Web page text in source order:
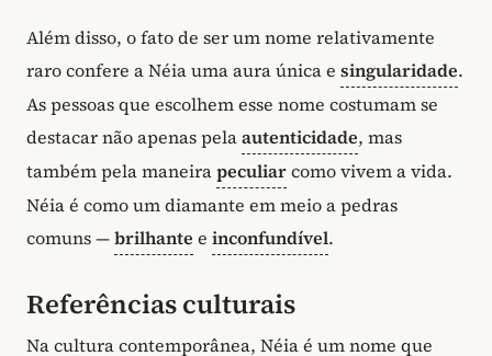
Além disso, o fato de ser um nome relativamente
raro confere a Néia uma aura única e singularidade.
As pessoas que escolhem esse nome costumam se
destacar não apenas pelaautenticidade, mas
também pela maneirapeculiarcomo vivem a vida.
Néia é como um diamante em meio a pedras
comuns —brilhante e inconfundível.
Referências culturais
Na cultura contemporânea, Néia é um nome que